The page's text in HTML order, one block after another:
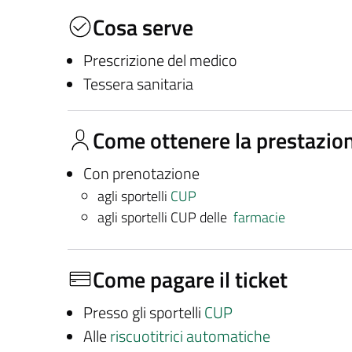
Cosa serve
Prescrizione del medico
Tessera sanitaria
Come ottenere la
Con prenotazione
agli sportelli CUP
agli sportelli CUP delle farmacie
Come pagare il ticket
Presso gli sportelli CUP
Alleriscuotitrici automatiche